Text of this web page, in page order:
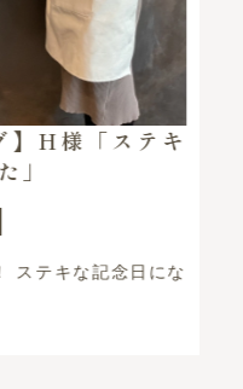
H様「ステキ
」
ステキな記念日にな